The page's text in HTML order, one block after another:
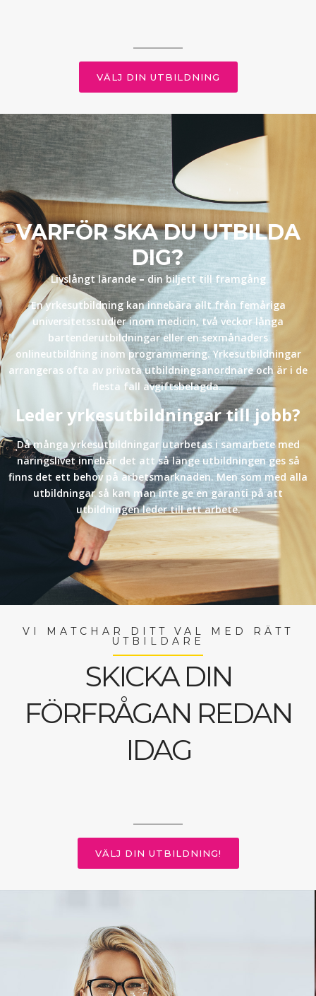
VÄLJ DIN UTBILDNING
VARFÖR SKA DU UTBILDA
DIG?
Livslångt lärande–din biljett till framgång
En yrkesutbildning kan innebära allt från femåriga
universitetsstudier inom medicin, två veckor långa
bartenderutbildningar eller en sexmånaders
onlineutbildning inom programmering. Yrkesutbildningar
arrangeras ofta av privata utbildningsanordnare och är i de
flesta fall avgiftsbelagda.
Leder yrkesutbildningar till jobb?
Då många yrkesutbildningar utarbetas i samarbete med
näringslivet innebär det att så länge utbildningen ges så
finns det ett behov på arbetsmarknaden. Men som med alla
utbildningar så kan man inte ge en garanti på att
utbildningen leder till ett arbete.
VI MATCHAR DITT VAL MED RÄTT
UTBILDARE
SKICKA DIN
FÖRFRÅGAN REDAN
IDAG
VÄLJ DIN UTBILDNING!